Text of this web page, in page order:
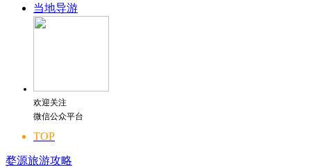
当地导游
欢迎关注
微信公众平台
TOP
婺源旅游攻略